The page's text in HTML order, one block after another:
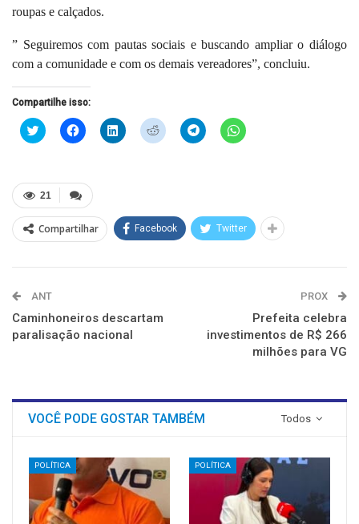
roupas e calçados.
” Seguiremos com pautas sociais e buscando ampliar o diálogo
com a comunidade e com os demais vereadores”, concluiu.
Compartilhe isso:
Clique
para
em
nova
janela)
Clique
para
em
nova
janela)
Clique
para
Clique
para
Clique
para
Clique
para
21
Compartilhar Facebook Twitter
ANT
Caminhoneiros descartam
paralisação nacional
PROX
Prefeita celebra
investimentos de R$ 266
milhões para VG
Todos
VOCÊ PODE GOSTAR TAMBÉM
POLÍTICA POLÍTICA